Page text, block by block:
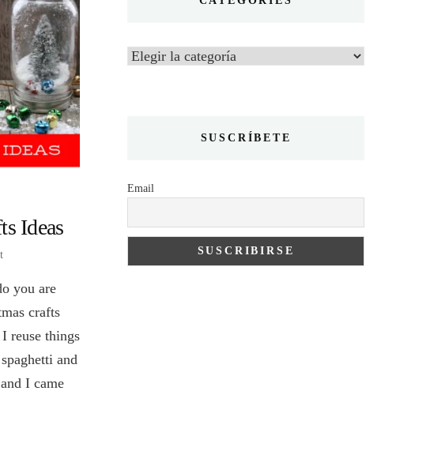
Ideas
on
Jar
Crafts
Ideas
you are
crafts
reuse things
and
I came
Categories
SUSCRÍBETE
Email